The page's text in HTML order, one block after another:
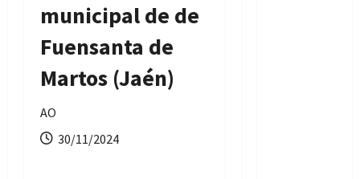
municipal de de
Fuensanta de
Martos (Jaén)
AO
30/11/2024